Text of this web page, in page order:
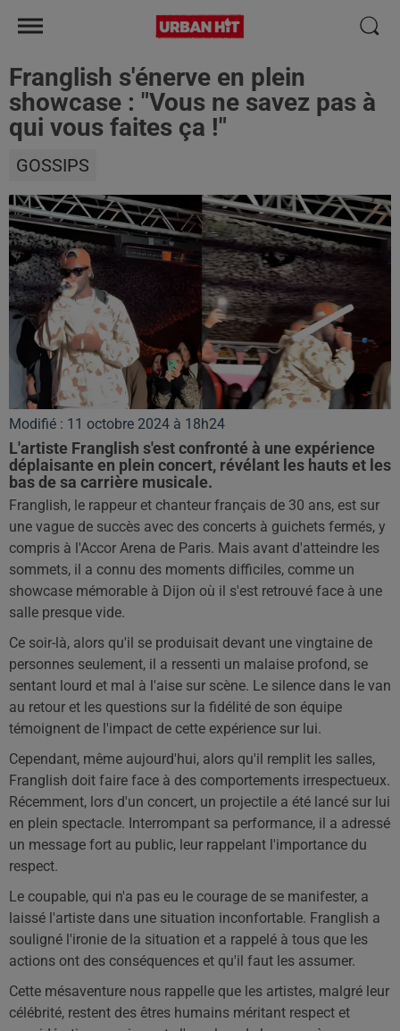
Franglish s'énerve en plein
showcase : "Vous ne savez pas à
qui vous faites ça !"
GOSSIPS
Modifié : 11 octobre 2024 à 18h24
L'artiste Franglish s'est confronté à une expérience
déplaisante en plein concert, révélant les hauts et les
bas de sa carrière musicale.
Franglish, le rappeur et chanteur français de 30 ans, est sur
une vague de succès avec des concerts à guichets fermés, y
compris à l'Accor Arena de Paris. Mais avant d'atteindre les
sommets, il a connu des moments difficiles, comme un
showcase mémorable à Dijon où il s'est retrouvé face à une
salle presque vide.
Ce soir-là, alors qu'il se produisait devant une vingtaine de
personnes seulement, il a ressenti un malaise profond, se
sentant lourd et mal à l'aise sur scène. Le silence dans le van
au retour et les questions sur la fidélité de son équipe
témoignent de l'impact de cette expérience sur lui.
Cependant, même aujourd'hui, alors qu'il remplit les salles,
Franglish doit faire face à des comportements irrespectueux.
Récemment, lors d'un concert, un projectile a été lancé sur lui
en plein spectacle. Interrompant sa performance, il a adressé
un message fort au public, leur rappelant l'importance du
respect.
Le coupable, qui n'a pas eu le courage de se manifester, a
laissé l'artiste dans une situation inconfortable. Franglish a
souligné l'ironie de la situation et a rappelé à tous que les
actions ont des conséquences et qu'il faut les assumer.
Cette mésaventure nous rappelle que les artistes, malgré leur
célébrité, restent des êtres humains méritant respect et